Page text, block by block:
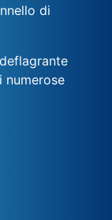
di
numerose